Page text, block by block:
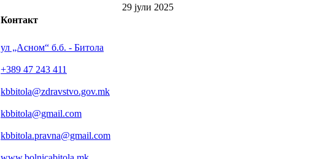
29 јули 2025
Контакт
ул „Асном“ б.б. - Битола
+389 47 243 411
kbbitola@zdravstvo.gov.mk
kbbitola@gmail.com
kbbitola.pravna@gmail.com